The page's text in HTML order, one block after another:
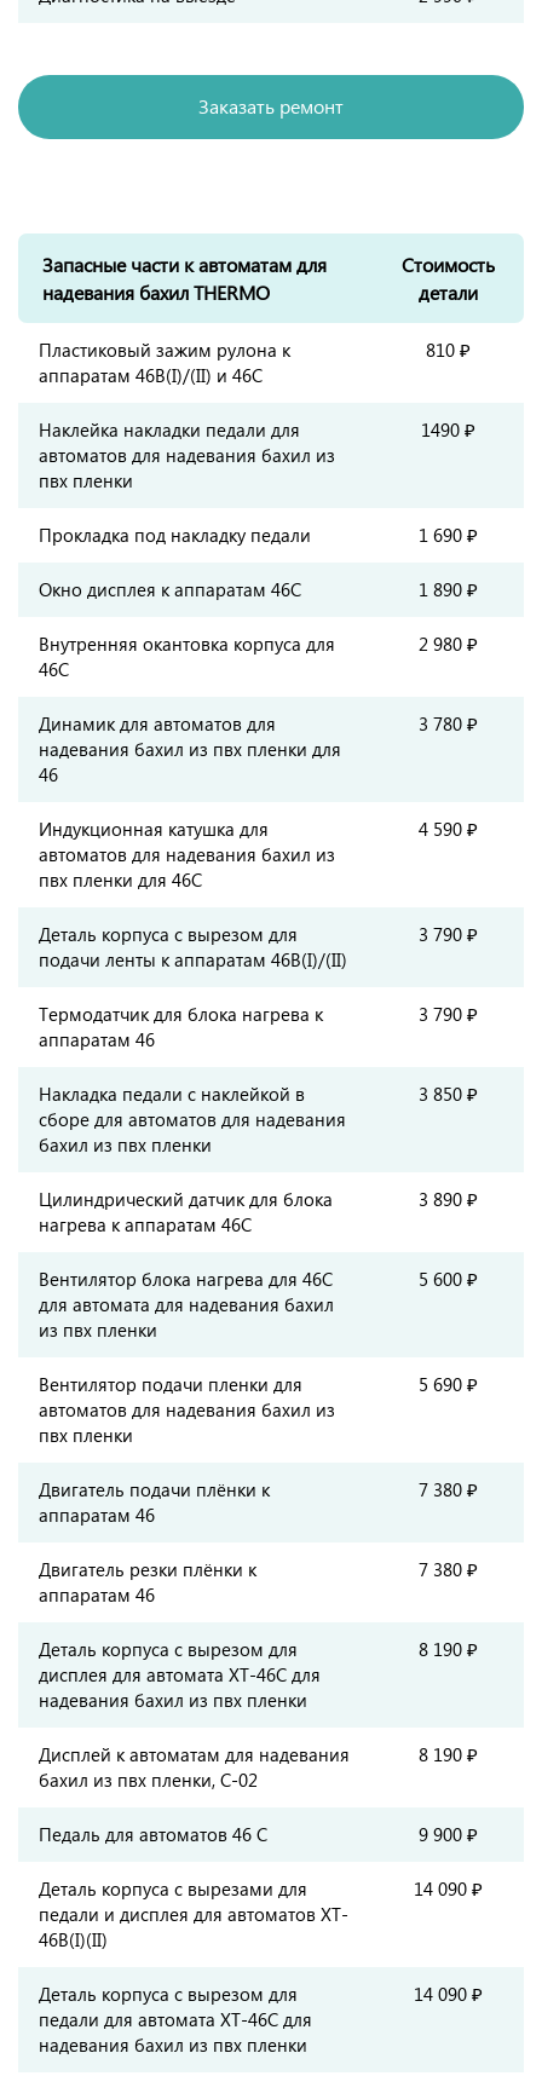
Заказать ремонт
Запасные части к автоматам для
надевания бахил THERMO
Стоимость
детали
Пластиковый зажим рулона к
аппаратам 46B(I)/(II) и 46C
810 ₽
Наклейка накладки педали для
автоматов для надевания бахил из
пвх пленки
1490 ₽
Прокладка под накладку педали 1 690 ₽
Окно дисплея к аппаратам 46С 1 890 ₽
Внутренняя окантовка корпуса для
46C
2 980 ₽
Динамик для автоматов для
надевания бахил из пвх пленки для
46
3 780 ₽
Индукционная катушка для
автоматов для надевания бахил из
пвх пленки для 46С
4 590 ₽
Деталь корпуса с вырезом для
подачи ленты к аппаратам 46B(I)/(II)
3 790 ₽
Термодатчик для блока нагрева к
аппаратам 46
3 790 ₽
Накладка педали с наклейкой в
сборе для автоматов для надевания
бахил из пвх пленки
3 850 ₽
Цилиндрический датчик для блока
нагрева к аппаратам 46С
3 890 ₽
Вентилятор блока нагрева для 46С
для автомата для надевания бахил
из пвх пленки
5 600 ₽
Вентилятор подачи пленки для
автоматов для надевания бахил из
пвх пленки
5 690 ₽
Двигатель подачи плёнки к
аппаратам 46
7 380 ₽
Двигатель резки плёнки к
аппаратам 46
7 380 ₽
Деталь корпуса с вырезом для
дисплея для автомата XT-46C для
надевания бахил из пвх пленки
8 190 ₽
Дисплей к автоматам для надевания
бахил из пвх пленки, C-02
8 190 ₽
Педаль для автоматов 46 С 9 900 ₽
Деталь корпуса с вырезами для
педали и дисплея для автоматов XT-
46В(I)(II)
14 090 ₽
Деталь корпуса с вырезом для
педали для автомата XT-46C для
надевания бахил из пвх пленки
14 090 ₽